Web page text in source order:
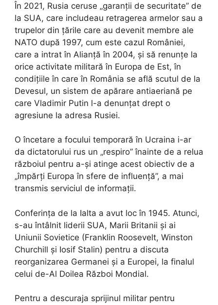
În 2021, Rusia ceruse „garanții de securitate” de
la SUA, care includeau retragerea armelor sau a
trupelor din țările care au devenit membre ale
NATO după 1997, cum este cazul României,
care a intrat în Alianță în 2004, și să renunțe la
orice activitate militară în Europa de Est, în
condițiile în care în România se află scutul de la
Devesul, un sistem de apărare antiaeriană pe
care Vladimir Putin l-a denunțat drept o
agresiune la adresa Rusiei.
O încetare a focului temporară în Ucraina i-ar
da dictatorului rus un „respiro” înainte de a relua
războiul pentru a-și atinge acest obiectiv de a
„împărți Europa în sfere de influență”, a mai
transmis serviciul de informații.
Conferința de la Ialta a avut loc în 1945. Atunci,
s-au întâlnit liderii SUA, Marii Britanii și ai
Uniunii Sovietice (Franklin Roosevelt, Winston
Churchill și Iosif Stalin) pentru a discuta
reorganizarea Germanei și a Europei, la finalul
celui de-Al Doilea Război Mondial.
Pentru a descuraja sprijinul militar pentru